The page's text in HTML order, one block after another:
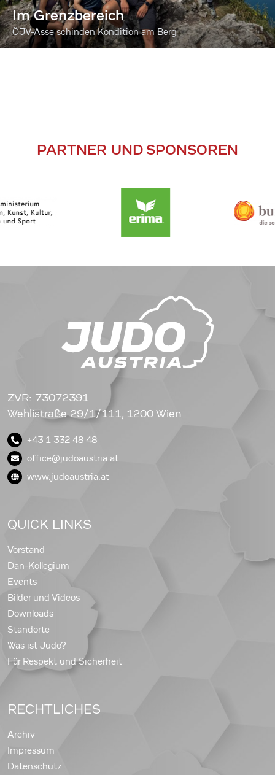
Im Grenzbereich
ÖJV-Asse schinden Kondition am Berg
PARTNER UND SPONSOREN
ZVR: 73072391
Wehlistraße 29/1/111, 1200 Wien
+43 1 332 48 48
office@judoaustria.at
www.judoaustria.at
QUICK LINKS
Vorstand
Dan-Kollegium
Events
Bilder und Videos
Downloads
Standorte
Was ist Judo?
Für Respekt und Sicherheit
RECHTLICHES
Archiv
Impressum
Datenschutz